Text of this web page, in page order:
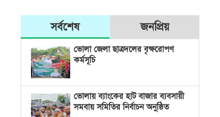
সর্বশেষ জনপ্রিয়
ভোলা জেলা ছাত্রদলের বৃক্ষরোপণ
কর্মসূচি
ভোলায় ব্যাংকের হাট বাজার ব্যবসায়ী
সমবায় সমিতির নির্বাচন অনুষ্ঠিত